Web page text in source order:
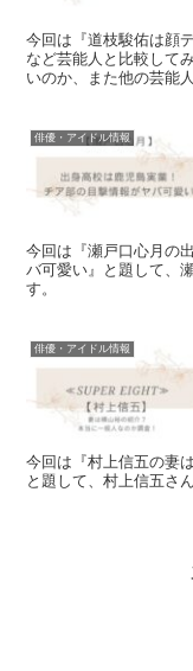
今回は『道枝駿佑は顔
など芸能人と比較して
いのか、また他の芸能
俳優・アイドル情報
今回は『瀬戸口心月の
バ可愛い』と題して、
す。
俳優・アイドル情報
今回は『村上信五の妻
と題して、村上信五さ